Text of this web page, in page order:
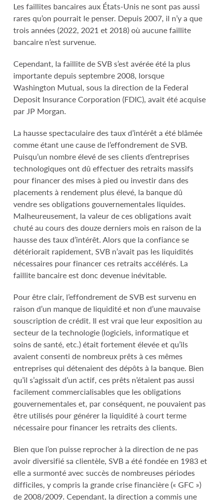
Les faillites bancaires aux États-Unis ne sont pas aussi
rares qu’on pourrait le penser. Depuis 2007, il n’y a que
trois années (2022, 2021 et 2018) où aucune faillite
bancaire n’est survenue.
Cependant, la faillite de SVB s’est avérée été la plus
importante depuis septembre 2008, lorsque
Washington Mutual, sous la direction de la Federal
Deposit Insurance Corporation (FDIC), avait été acquise
par JP Morgan.
La hausse spectaculaire des taux d’intérêt a été blâmée
comme étant une cause de l’effondrement de SVB.
Puisqu’un nombre élevé de ses clients d’entreprises
technologiques ont dû effectuer des retraits massifs
pour financer des mises à pied ou investir dans des
placements à rendement plus élevé, la banque dû
vendre ses obligations gouvernementales liquides.
Malheureusement, la valeur de ces obligations avait
chuté au cours des douze derniers mois en raison de la
hausse des taux d’intérêt. Alors que la confiance se
détériorait rapidement, SVB n’avait pas les liquidités
nécessaires pour financer ces retraits accélérés. La
faillite bancaire est donc devenue inévitable.
Pour être clair, l’effondrement de SVB est survenu en
raison d’un manque de liquidité et non d’une mauvaise
souscription de crédit. Il est vrai que leur exposition au
secteur de la technologie (logiciels, informatique et
soins de santé, etc.) était fortement élevée et qu’ils
avaient consenti de nombreux prêts à ces mêmes
entreprises qui détenaient des dépôts à la banque. Bien
qu’il s’agissait d’un actif, ces prêts n’étaient pas aussi
facilement commercialisables que les obligations
gouvernementales et, par conséquent, ne pouvaient pas
être utilisés pour générer la liquidité à court terme
nécessaire pour financer les retraits des clients.
Bien que l’on puisse reprocher à la direction de ne pas
avoir diversifié sa clientèle, SVB a été fondée en 1983 et
elle a surmonté avec succès de nombreuses périodes
difficiles, y compris la grande crise financière (« GFC »)
de 2008/2009. Cependant, la direction a commis une